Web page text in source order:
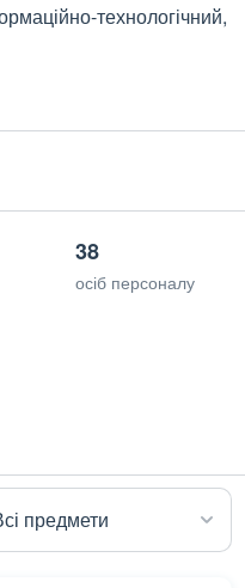
технологічний,
38
осіб персоналу